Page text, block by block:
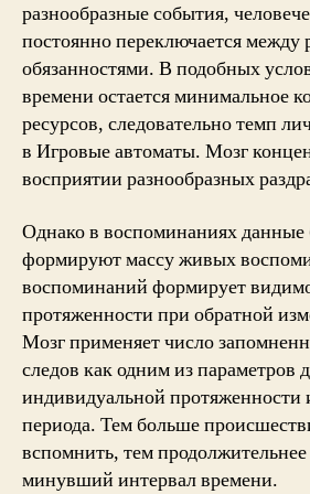
разнообразные события,
постоянно переключается между
обязанностями. В подобных
времени остается минимальное
ресурсов, следовательно темп
в Игровые автоматы. Мозг
восприятии разнообразных
Однако в воспоминаниях данные
формируют массу живых
воспоминаний формирует
протяженности при обратной
Мозг применяет число
следов как одним из параметров
индивидуальной протяженности
периода. Тем больше
вспомнить, тем
минувший интервал времени.